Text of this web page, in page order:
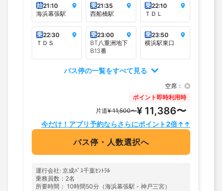
始21:10
海浜幕張駅
乗21:35
西船橋駅
乗22:10
ＴＤＬ
乗22:30
ＴＤＳ
乗23:00
BT八重洲地下
B13番
乗23:50
横浜駅東口
バス停の一覧をすべて見る
空席： ◎
ポイント即時利用時
片道¥ 11,500〜¥ 11,386〜
今だけ！アプリ予約ならさらにポイント2倍↑↑
バス停・人数選択へ
運行会社: 京成ﾊﾞｽ千葉ｾﾝﾄﾗﾙ
乗務員数：2名
所要時間： 10時間50分（海浜幕張駅 - 神戸三宮）